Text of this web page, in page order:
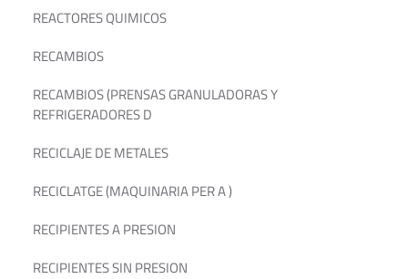
REACTORES QUIMICOS
RECAMBIOS
RECAMBIOS (PRENSAS GRANULADORAS Y
REFRIGERADORES D
RECICLAJE DE METALES
RECICLATGE (MAQUINARIA PER A )
RECIPIENTES A PRESION
RECIPIENTES SIN PRESION